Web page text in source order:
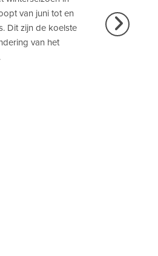
van juni tot en
Dit zijn de koelste
van het
weg